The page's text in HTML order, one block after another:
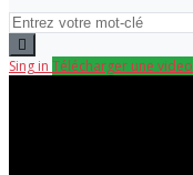
Sing in Télécharger une video